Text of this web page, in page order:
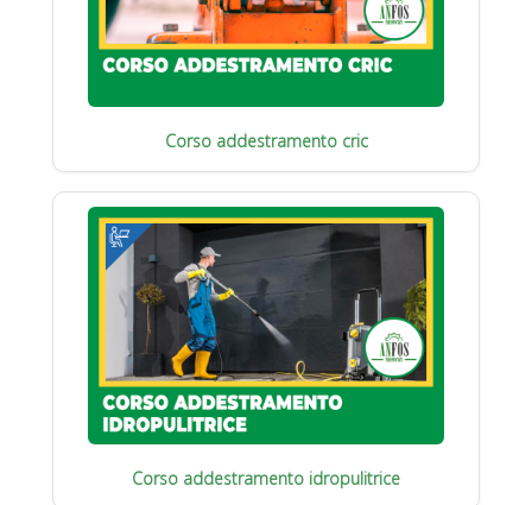
Corso addestramento cric
Corso addestramento idropulitrice